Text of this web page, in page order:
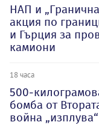
НАП и
акция по
и Гърция за
камиони
18 часа
500-
бомба от
война